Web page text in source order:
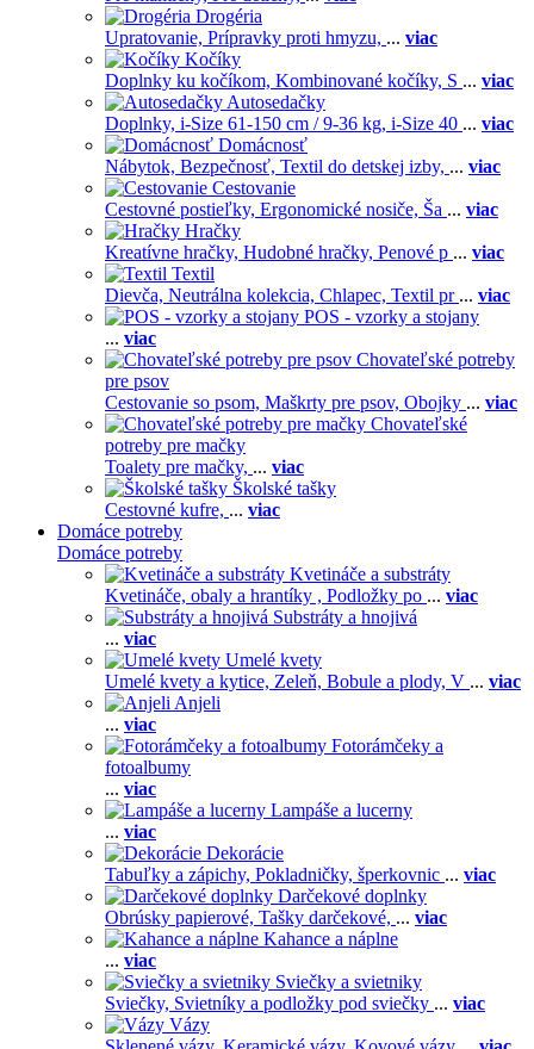
Drogéria
Upratovanie, Prípravky proti hmyzu, ... viac
Kočíky
Doplnky ku kočíkom, Kombinované kočíky, S ... viac
Autosedačky
Doplnky, i-Size 61-150 cm / 9-36 kg, i-Size 40 ... viac
Domácnosť
Nábytok, Bezpečnosť, Textil do detskej izby, ... viac
Cestovanie
Cestovné postieľky, Ergonomické nosiče, Ša ... viac
Hračky
Kreatívne hračky, Hudobné hračky, Penové p ... viac
Textil
Dievča, Neutrálna kolekcia, Chlapec, Textil pr ... viac
POS - vzorky a stojany
... viac
Chovateľské potreby
pre psov
Cestovanie so psom, Maškrty pre psov, Obojky ... viac
Chovateľské
potreby pre mačky
Toalety pre mačky, ... viac
Školské tašky
Cestovné kufre, ... viac
Domáce potreby
Domáce potreby
Kvetináče a substráty
Kvetináče, obaly a hrantíky , Podložky po ... viac
Substráty a hnojivá
... viac
Umelé kvety
Umelé kvety a kytice, Zeleň, Bobule a plody, V ... viac
Anjeli
... viac
Fotorámčeky a
fotoalbumy
... viac
Lampáše a lucerny
... viac
Dekorácie
Tabuľky a zápichy, Pokladničky, šperkovnic ... viac
Darčekové doplnky
Obrúsky papierové, Tašky darčekové, ... viac
Kahance a náplne
... viac
Sviečky a svietniky
Sviečky, Svietníky a podložky pod sviečky ... viac
Vázy